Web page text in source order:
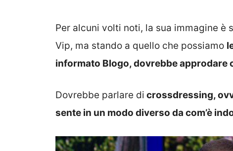
Per alcuni volti noti, la sua immagine
Vip, ma stando a quello che possiamo
informato Blogo, dovrebbe approdare
Dovrebbe parlare di crossdressing,
sente in un modo diverso da com’è